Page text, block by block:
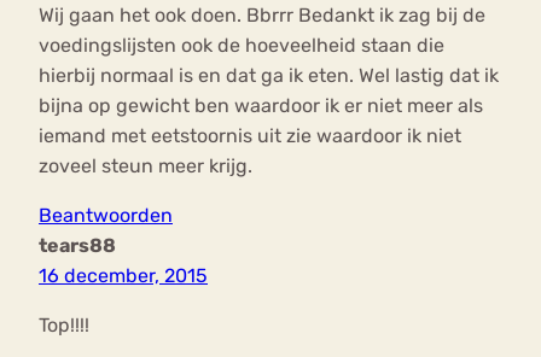
Wij gaan het ook doen. Bbrrr Bedankt ik zag bij de
voedingslijsten ook de hoeveelheid staan die
hierbij normaal is en dat ga ik eten. Wel lastig dat ik
bijna op gewicht ben waardoor ik er niet meer als
iemand met eetstoornis uit zie waardoor ik niet
zoveel steun meer krijg.
Beantwoorden
tears88
16 december, 2015
Top!!!!